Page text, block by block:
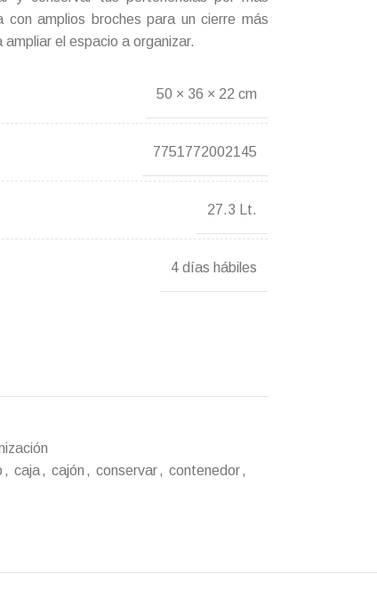
amplios broches para un cierre más
el espacio a organizar.
50 × 36 × 22 cm
7751772002145
27.3 Lt.
4 días hábiles
, caja, cajón , conservar, contenedor,